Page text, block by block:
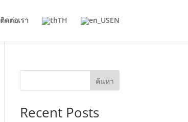
ติดต่อเรา TH EN
ค้นหา
Recent Posts